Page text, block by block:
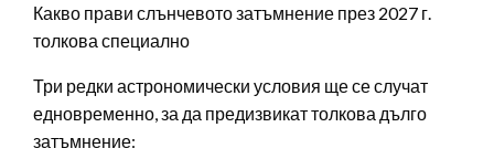
Какво прави слънчевото затъмнение през 2027 г.
толкова специално
Три редки астрономически условия ще се случат
едновременно, за да предизвикат толкова дълго
затъмнение: